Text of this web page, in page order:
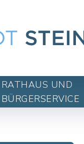
RATHAUS UND
BÜRGERSERVICE